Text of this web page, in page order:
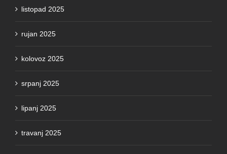
listopad 2025
rujan 2025
kolovoz 2025
srpanj 2025
lipanj 2025
travanj 2025